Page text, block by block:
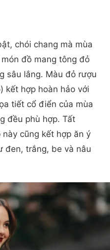
chói chang mà mùa
đồ mang tông đỏ
sâu lắng. Màu đỏ rượu
kết hợp hoàn hảo với
tiết cổ điển của mùa
đều phù hợp. Tất
cũng kết hợp ăn ý
đen, trắng, be và nâu